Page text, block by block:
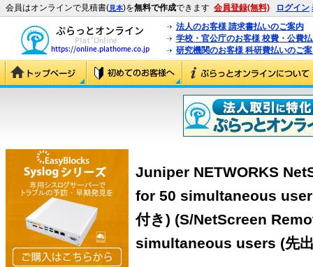
会員はオンラインで見積書(見本)を無料で作成できます 会員登録(無料) ログイン
法人のお客様 請求書払いのご案内
学校・官公庁のお客様 校費・公費
研究機関のお客様 科研費払いのご
Juniper NETWORKS
for 50 simultaneous
付き) (S/NetScreen
simultaneous users (先